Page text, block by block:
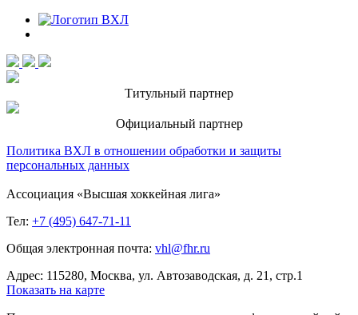
Титульный партнер
Официальный партнер
Политика ВХЛ в отношении обработки и защиты
персональных данных
Ассоциация «Высшая хоккейная лига»
Тел: +7 (495) 647-71-11
Общая электронная почта: vhl@fhr.ru
Адрес: 115280, Москва, ул. Автозаводская, д. 21, стр.1
Показать на карте